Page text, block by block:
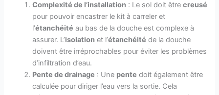
Complexité de l’installation : Le sol doit êtrecreusé
pour pouvoir encastrer le kit à carreler et
l’étanchéité au bas de la douche est complexe à
assurer. L’isolation et l’étanchéité de la douche
doivent être irréprochables pour éviter les problèmes
d’infiltration d’eau.
Pente de drainage : Une pente doit également être
calculée pour diriger l’eau vers la sortie. Cela